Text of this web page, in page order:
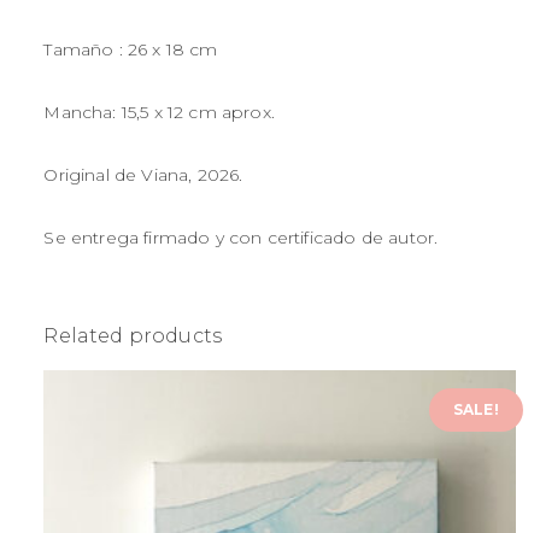
Tamaño : 26 x 18 cm
Mancha: 15,5 x 12 cm aprox.
Original de Viana, 2026.
Se entrega firmado y con certificado de autor.
Related products
SALE!